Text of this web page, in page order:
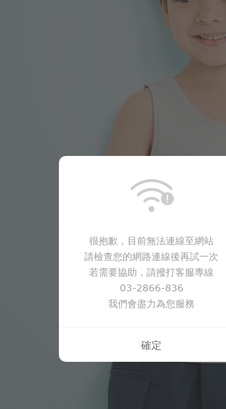
350
很抱歉，目前無法連線至網站
請檢查您的網路連線後再試一次
若需要協助，請撥打客服專線
03-2866-836
我們會盡力為您服務
確定